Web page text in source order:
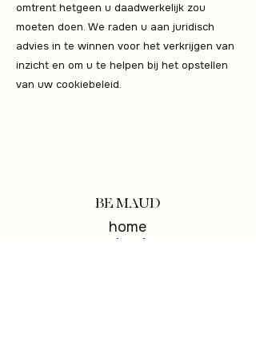
omtrent hetgeen u daadwerkelijk zou
moeten doen. We raden u aan juridisch
advies in te winnen voor het verkrijgen van
inzicht en om u te helpen bij het opstellen
van uw cookiebeleid.
BE MAUD
home
about